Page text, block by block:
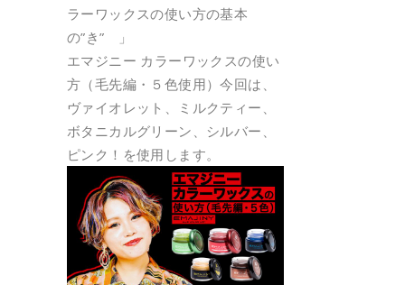
ラーワックスの使い方の基本
の”き” 」
エマジニー カラーワックスの使い
方（毛先編・５色使用）今回は、
ヴァイオレット、ミルクティー、
ボタニカルグリーン、シルバー、
ピンク！を使用します。